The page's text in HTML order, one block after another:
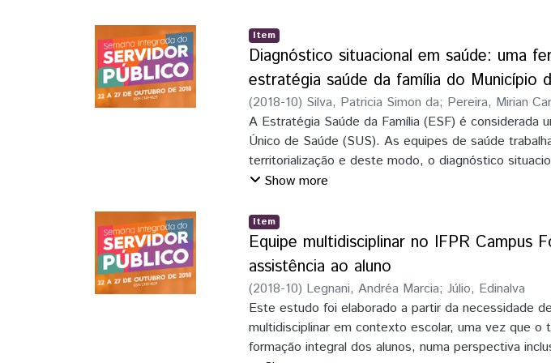
se quatro artigos que contemplam os tópicos do
verificou-se que foram citados os procedimentos
quando ultrapassados os limites estabelecidos na
também pretende ressaltar a importância da
sistemas de condicionadores de ar para a saúde
Item
Diagnóstico situacional em saúde: uma
estratégia saúde da família do Município
(2018-10) Silva, Patricia Simon da; Pereira, Mirian
Xavier
A Estratégia Saúde da Família (ESF) é considerada
Único de Saúde (SUS). As equipes de saúde
territorialização e deste modo, o diagnóstico
para reconhecimento das condições de saúde da
demandas e as necessidades de atendimento da
à Unidade de Saúde São João localizada no
Iguaçu-PR, através de um estudo observacional,
exploratório com abordagem quantitativa.
3.578 usuários cadastrados no sistema de
destes são acometidos por doenças crônicas
destaca o grande número de gestantes
fazendo-se necessário o acompanhamento desta
Show more
Item
Equipe multidisciplinar no IFPR Campus
assistência ao aluno
(2018-10) Legnani, Andréa Marcia; Júlio, Edinalva
Este estudo foi elaborado a partir da necessidade
multidisciplinar em contexto escolar, uma vez que o
formação integral dos alunos, numa perspectiva